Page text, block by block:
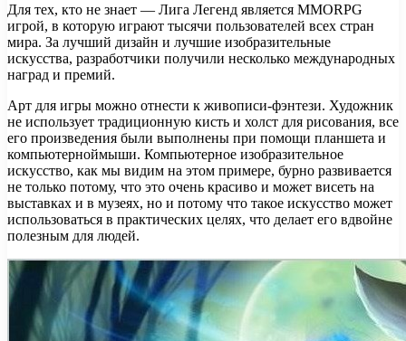
Для тех, кто не знает — Лига Легенд является MMORPG
игрой, в которую играют тысячи пользователей всех стран
мира. За лучший дизайн и лучшие изобразительные
искусства, разработчики получили несколько международных
наград и премий.
Арт для игры можно отнести к живописи-фэнтези. Художник
не использует традиционную кисть и холст для рисования, все
его произведения были выполнены при помощи планшета и
компьютерноймыши. Компьютерное изобразительное
искусство, как мы видим на этом примере, бурно развивается
не только потому, что это очень красиво и может висеть на
выставках и в музеях, но и потому что такое искусство может
использоваться в практических целях, что делает его вдвойне
полезным для людей.